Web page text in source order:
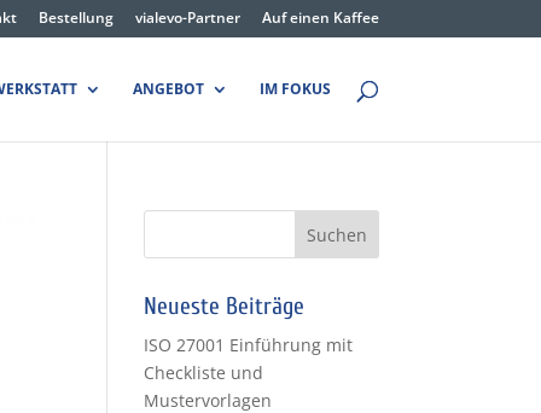
Bestellung vialevo-Partner Auf einen Kaffee
ANGEBOT IM FOKUS
Neueste Beiträge
ISO 27001 Einführung mit
Checkliste und
Mustervorlagen